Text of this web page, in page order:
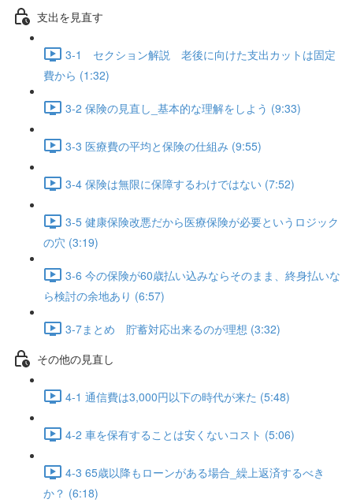
支出を見直す
3-1 セクション解説 老後に向けた支出カットは固定
費から (1:32)
3-2 保険の見直し_基本的な理解をしよう (9:33)
3-3 医療費の平均と保険の仕組み (9:55)
3-4 保険は無限に保障するわけではない (7:52)
3-5 健康保険改悪だから医療保険が必要というロジック
の穴 (3:19)
3-6 今の保険が60歳払い込みならそのまま、終身払いな
ら検討の余地あり (6:57)
3-7まとめ 貯蓄対応出来るのが理想 (3:32)
その他の見直し
4-1 通信費は3,000円以下の時代が来た (5:48)
4-2 車を保有することは安くないコスト (5:06)
4-3 65歳以降もローンがある場合_繰上返済するべき
か？ (6:18)